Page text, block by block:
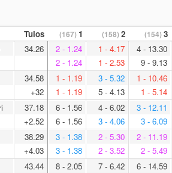
Tulos (167) 1 (158)2 (154)3
34.26
2 - 1.24
2 - 1.24
1 - 4.17
1 - 2.53
4 - 13.30
9 - 9.13
34.58
+32
1 - 1.19
1 - 1.19
3 - 5.32
5 - 4.13
1 - 10.46
1 - 5.14
37.18
+2.52
6 - 1.56
6 - 1.56
4 - 6.02
3 - 4.06
3 - 12.11
3 - 6.09
38.29
+4.03
3 - 1.38
3 - 1.38
2 - 5.30
2 - 3.52
2 - 11.19
2 - 5.49
43.44
8 - 2.05
7 - 6.42
6 - 14.59